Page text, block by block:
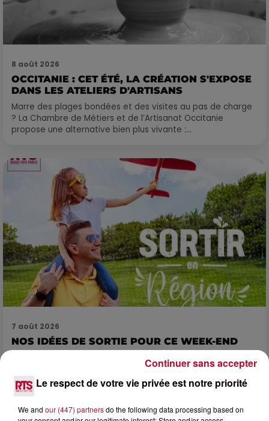
8 août 2026
OCCITANIE : CET ÉTÉ, LA CRÉATION S'EXPOSE
DANS LES ATELIERS D'ARTISANS
Marre des plages bondées et des visites au pas de charge
? La Chambre de Métiers et de l’Artisanat Occitanie
propose une alternative bien plus vivante :...
7 août 2026
NOS IDÉES DE SORTIE POUR CE WEEK-END
Comme tous les vendredis, voici une petite sélection des
rendez-vous à ne pas manquer dans le coin. Que vous ayez
envie de voyager à l'autre bout du monde,...
Le respect de votre vie privée est notre priorité
We and our (447) partnersdo the following data processing based on
Continuer sans accepter